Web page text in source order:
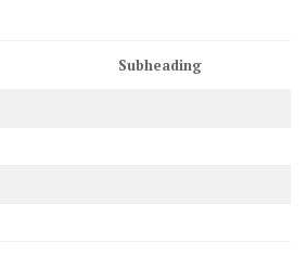
Subheading